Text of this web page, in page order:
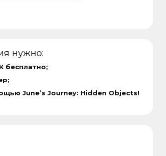
нужно:
бесплатно;
June’s Journey: Hidden Objects!